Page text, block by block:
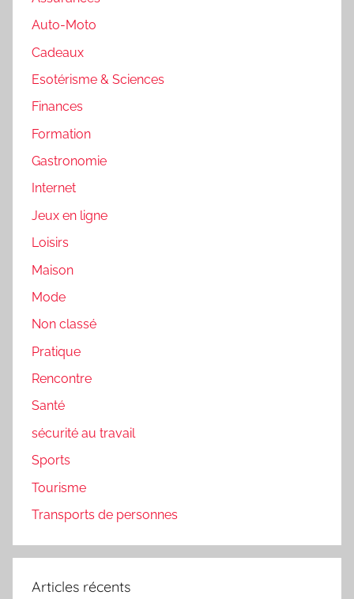
Auto-Moto
Cadeaux
Esotérisme & Sciences
Finances
Formation
Gastronomie
Internet
Jeux en ligne
Loisirs
Maison
Mode
Non classé
Pratique
Rencontre
Santé
sécurité au travail
Sports
Tourisme
Transports de personnes
Articles récents